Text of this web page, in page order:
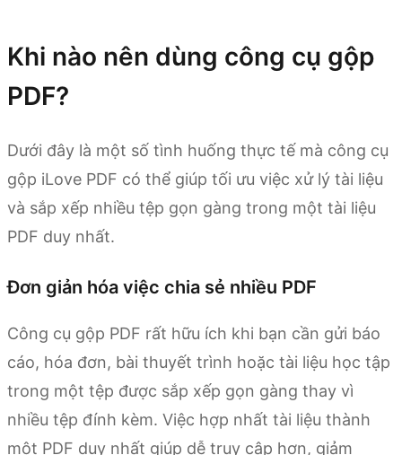
Khi nào nên dùng công cụ gộp
PDF?
Dưới đây là một số tình huống thực tế mà công cụ
gộp iLove PDF có thể giúp tối ưu việc xử lý tài liệu
và sắp xếp nhiều tệp gọn gàng trong một tài liệu
PDF duy nhất.
Đơn giản hóa việc chia sẻ nhiều PDF
Công cụ gộp PDF rất hữu ích khi bạn cần gửi báo
cáo, hóa đơn, bài thuyết trình hoặc tài liệu học tập
trong một tệp được sắp xếp gọn gàng thay vì
nhiều tệp đính kèm. Việc hợp nhất tài liệu thành
một PDF duy nhất giúp dễ truy cập hơn, giảm